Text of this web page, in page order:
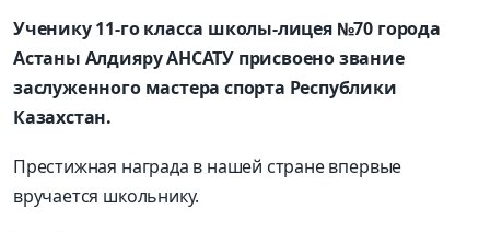
Ученику 11-го класса школы-лицея №70 города
Астаны Алдияру АНСАТУ присвоено звание
заслуженного мастера спорта Республики
Казахстан.
Престижная награда в нашей стране впервые
вручается школьнику.